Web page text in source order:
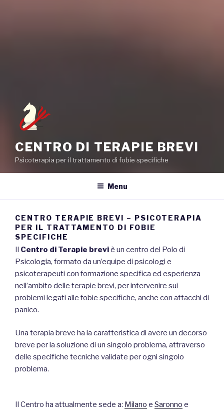
CENTRO DI TERAPIE BREVI
Psicoterapia per il trattamento di fobie specifiche
Menu
CENTRO TERAPIE BREVI – PSICOTERAPIA
PER IL TRATTAMENTO DI FOBIE
SPECIFICHE
Il Centro di Terapie breviè un centro del Polo di
Psicologia, formato da un’equipe di psicologi e
psicoterapeuti con formazione specifica ed esperienza
nell’ambito delle terapie brevi, per intervenire sui
problemi legati alle fobie specifiche, anche con attacchi di
panico.
Una terapia breve ha la caratteristica di avere un decorso
breve per la soluzione di un singolo problema, attraverso
delle specifiche tecniche validate per ogni singolo
problema.
Il Centro ha attualmente sede a: Milano e Saronno e